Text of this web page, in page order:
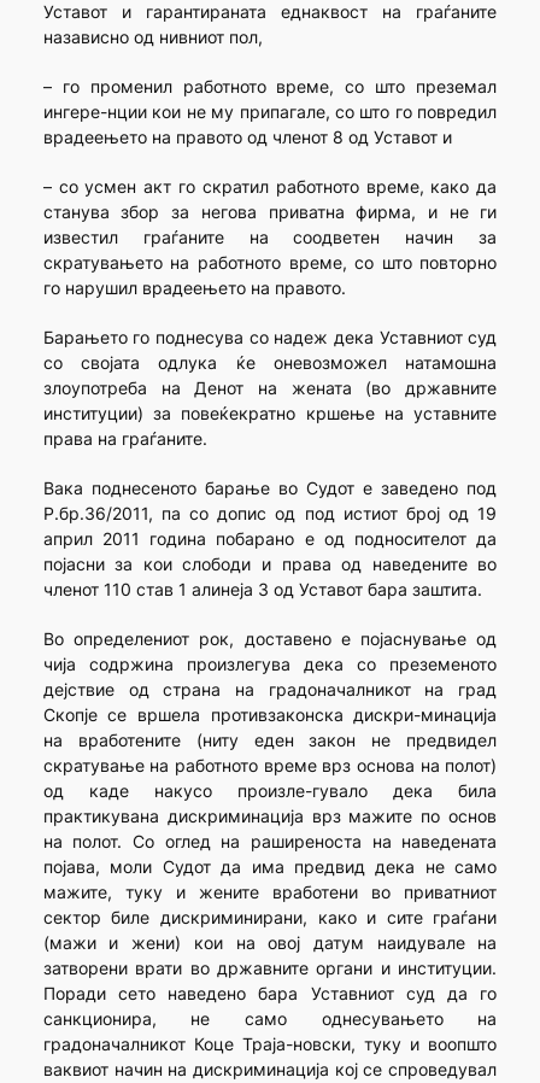
Уставот и гарантираната еднаквост на граѓаните
назависно од нивниот пол,
– го променил работното време, со што преземал
ингере-нции кои не му припагале, со што го повредил
врадеењето на правото од членот 8 од Уставот и
– со усмен акт го скратил работното време, како да
станува збор за негова приватна фирма, и не ги
известил граѓаните на соодветен начин за
скратувањето на работното време, со што повторно
го нарушил врадеењето на правото.
Барањето го поднесува со надеж дека Уставниот суд
со својата одлука ќе оневозможел натамошна
злоупотреба на Денот на жената (во државните
институции) за повеќекратно кршење на уставните
права на граѓаните.
Вака поднесеното барање во Судот е заведено под
Р.бр.36/2011, па со допис од под истиот број од 19
април 2011 година побарано е од подносителот да
појасни за кои слободи и права од наведените во
членот 110 став 1 алинеја 3 од Уставот бара заштита.
Во определениот рок, доставено е појаснување од
чија содржина произлегува дека со преземеното
дејствие од страна на градоначалникот на град
Скопје се вршела противзаконска дискри-минација
на вработените (ниту еден закон не предвидел
скратување на работното време врз основа на полот)
од каде накусо произле-гувало дека била
практикувана дискриминација врз мажите по основ
на полот. Со оглед на раширеноста на наведената
појава, моли Судот да има предвид дека не само
мажите, туку и жените вработени во приватниот
сектор биле дискриминирани, како и сите граѓани
(мажи и жени) кои на овој датум наидувале на
затворени врати во државните органи и институции.
Поради сето наведено бара Уставниот суд да го
санкционира, не само однесувањето на
градоначалникот Коце Траја-новски, туку и воопшто
ваквиот начин на дискриминација кој се спроведувал